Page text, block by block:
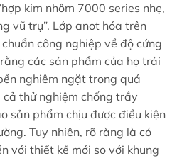
kim nhôm 7000 series nhẹ,
vũ trụ”. Lớp anot hóa trên
công nghiệp về độ cứng
các sản phẩm của họ trải
nghiêm ngặt trong quá
thử nghiệm chống trầy
sản phẩm chịu được điều kiện
Tuy nhiên, rõ ràng là có
với thiết kế mới so với khung